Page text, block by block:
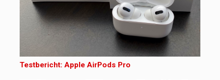
Testbericht: Apple AirPods Pro